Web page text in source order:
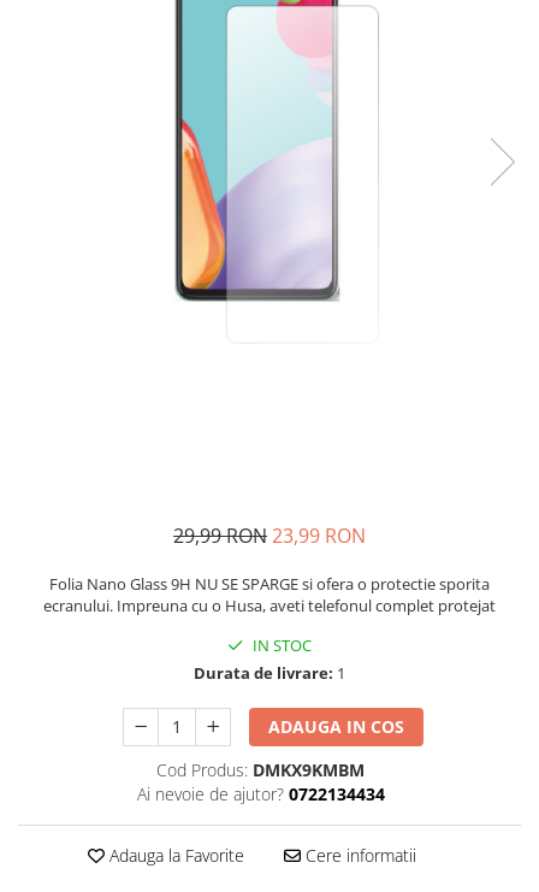
29,99 RON23,99 RON
Folia Nano Glass 9H NU SE SPARGE si ofera o protectie sporita
ecranului. Impreuna cu o Husa, aveti telefonul complet protejat
IN STOC
Durata de livrare: 1
ADAUGA IN COS
Cod Produs: DMKX9KMBM
Ai nevoie de ajutor? 0722134434
Adauga la Favorite Cere informatii